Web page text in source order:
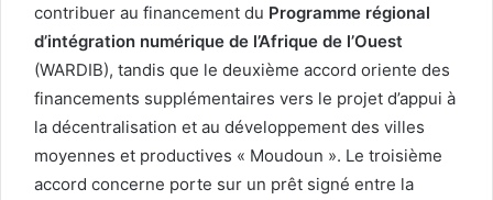
contribuer au financement du Programme régional
d’intégration numérique de l’Afrique de l’Ouest
(WARDIB), tandis que le deuxième accord oriente des
financements supplémentaires vers le projet d’appui à
la décentralisation et au développement des villes
moyennes et productives « Moudoun ». Le troisième
accord concerne porte sur un prêt signé entre la